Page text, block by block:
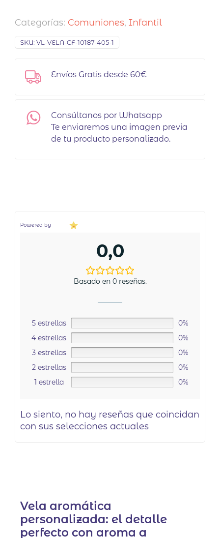
Categorías: Comuniones, Infantil
SKU: VL-VELA-CF-10187-405-1
Envíos Gratis desde 60€
Consúltanos por Whatsapp
Te enviaremos una imagen previa
de tu producto personalizado.
Powered by
0,0
Basado en 0 reseñas.
5 estrellas
0%
4 estrellas
0%
3 estrellas
0%
2 estrellas
0%
1 estrella
0%
Lo siento, no hay reseñas que coincidan
con sus selecciones actuales
Vela aromática
personalizada: el detalle
perfecto con aroma a